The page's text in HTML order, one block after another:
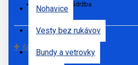
Nohavice
Vesty bez rukávov
Bundy a vetrovky
Jednoduchá údržba
ŠPECIFIKÁCIE